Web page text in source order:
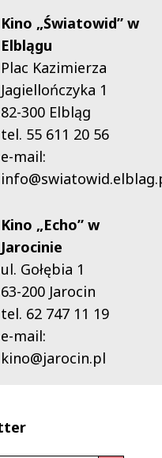
Kino „Światowid” w
Elblągu
Plac Kazimierza
Jagiellończyka 1
82-300 Elbląg
tel. 55 611 20 56
e-mail:
Kino „Echo” w
Jarocinie
ul. Gołębia 1
63-200 Jarocin
tel. 62 747 11 19
e-mail:
kino@jarocin.pl